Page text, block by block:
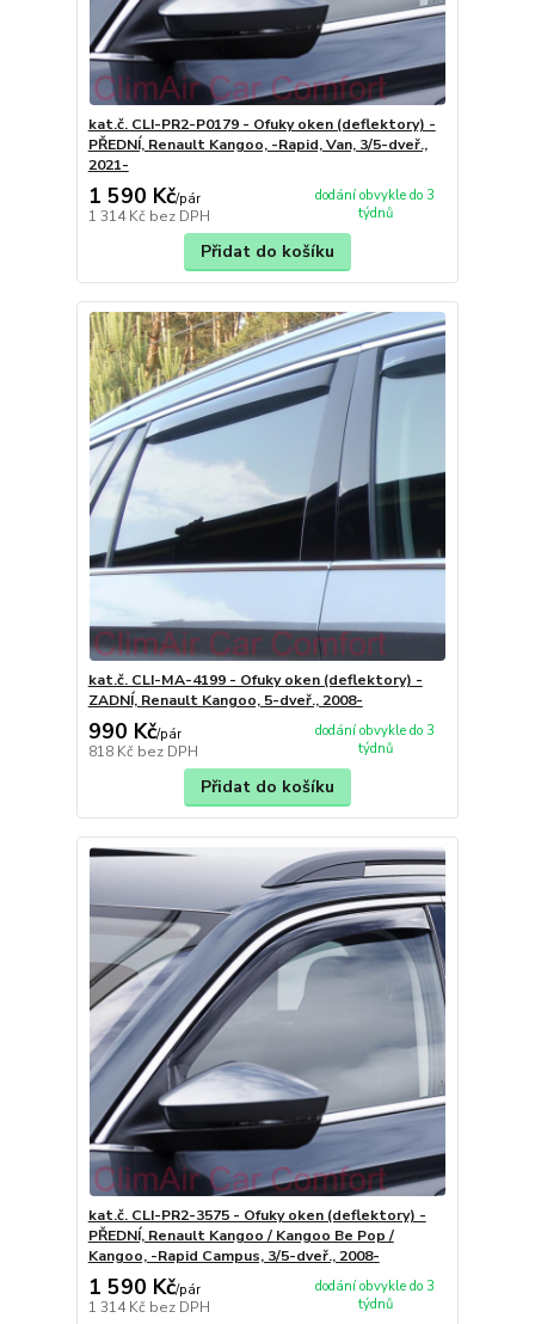
kat.č. CLI-PR2-P0179 - Ofuky oken (deflektory) -
PŘEDNÍ, Renault Kangoo, -Rapid, Van, 3/5-dveř.,
2021-
1 590 Kč/pár
1 314 Kč bez DPH
dodání obvykle do 3
týdnů
Přidat do košíku
kat.č. CLI-MA-4199 - Ofuky oken (deflektory) -
ZADNÍ, Renault Kangoo, 5-dveř., 2008-
990 Kč/pár
818 Kč bez DPH
dodání obvykle do 3
týdnů
Přidat do košíku
kat.č. CLI-PR2-3575 - Ofuky oken (deflektory) -
PŘEDNÍ, Renault Kangoo / Kangoo Be Pop /
Kangoo, -Rapid Campus, 3/5-dveř., 2008-
1 590 Kč/pár
1 314 Kč bez DPH
dodání obvykle do 3
týdnů